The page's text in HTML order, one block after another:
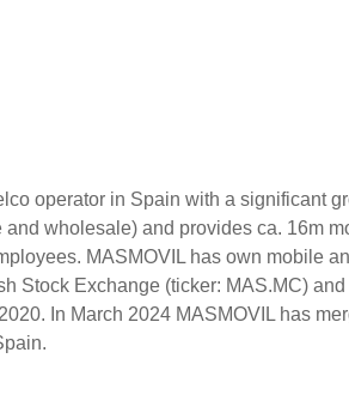
operator in Spain with a significant
wholesale) and provides ca. 16m
MASMOVIL has own mobile
Stock Exchange (ticker: MAS.MC)
In March 2024 MASMOVIL has